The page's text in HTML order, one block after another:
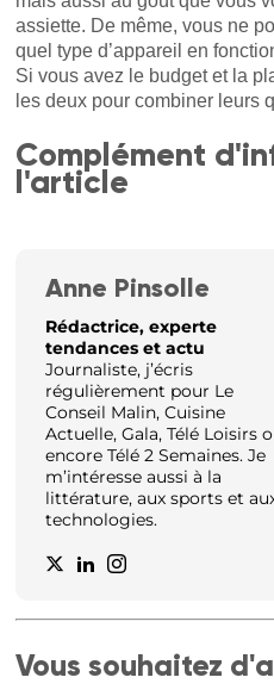
assiette. De même, vous ne
quel type d’appareil en
Si vous avez le budget et la
les deux pour combiner leurs
Complément
l'article
Anne Pinsolle
Rédactrice, experte
tendances et actu
Journaliste, j’écris
régulièrement pour Le
Conseil Malin, Cuisine
Actuelle, Gala, Télé Loisirs
encore Télé 2 Semaines. Je
m’intéresse aussi à la
littérature, aux sports et
technologies.
Vous souhaitez